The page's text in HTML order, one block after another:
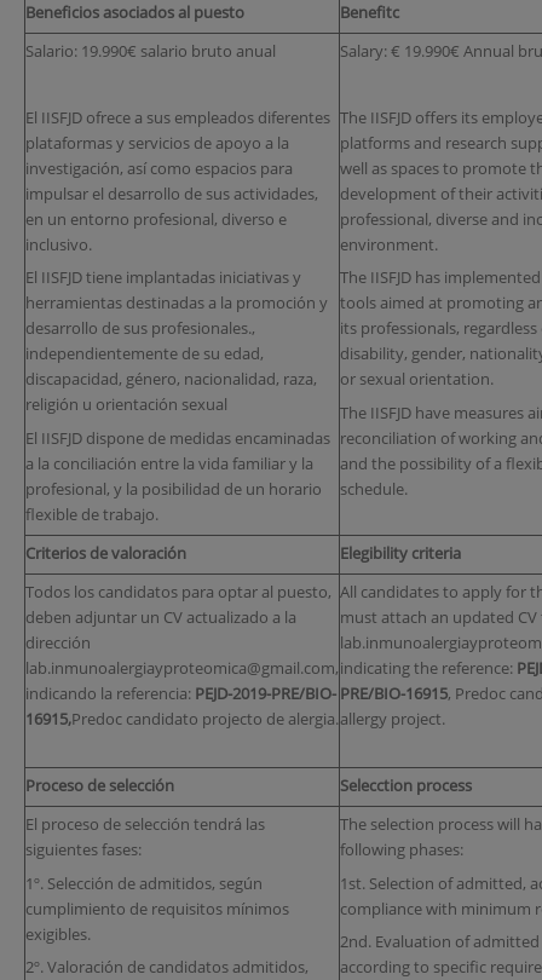
Beneficios asociados al puesto
Benefitc
Salario: 19.990€ salario bruto anual
El IISFJD ofrece a sus empleados diferentes
plataformas y servicios de apoyo a la
investigación, así como espacios para
impulsar el desarrollo de sus actividades,
en un entorno profesional, diverso e
inclusivo.
El IISFJD tiene implantadas iniciativas y
herramientas destinadas a la promoción y
desarrollo de sus profesionales.,
independientemente de su edad,
discapacidad, género, nacionalidad, raza,
religión u orientación sexual
El IISFJD dispone de medidas encaminadas
a la conciliación entre la vida familiar y la
profesional, y la posibilidad de un horario
flexible de trabajo.
Salary: € 19.990€ Annual
The IISFJD offers its
platforms and research
well as spaces to promote
development of their
professional, diverse and
environment.
The IISFJD has
tools aimed at promoting
its professionals,
disability, gender,
or sexual orientation.
The IISFJD have measures
reconciliation of working
and the possibility of a
schedule.
Criterios de valoración
Elegibility criteria
Todos los candidatos para optar al puesto,
deben adjuntar un CV actualizado a la
dirección
lab.inmunoalergiayproteomica@gmail.com,
indicando la referencia: PEJD-2019-PRE/BIO-
16915,Predoc candidato projecto de alergia.
All candidates to apply for
must attach an updated
indicating the reference:
PRE/BIO-16915, Predoc
allergy project.
Proceso de selección
Selecction process
El proceso de selección tendrá las
siguientes fases:
1º. Selección de admitidos, según
cumplimiento de requisitos mínimos
exigibles.
2º. Valoración de candidatos admitidos,
The selection process will
following phases:
1st. Selection of admitted,
compliance with minimum
2nd. Evaluation of
according to specific